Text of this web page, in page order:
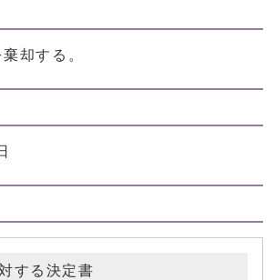
却する。
する決定書